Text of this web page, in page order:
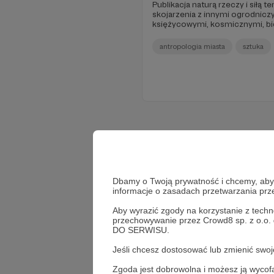
Dbamy o Twoją prywatność i chcemy,
informacje o zasadach przetwarzania
Aby wyrazić zgody na korzystanie z
przechowywanie przez Crowd8 sp. z
DO SERWISU.
Jeśli chcesz dostosować lub zmienić
Zgoda jest dobrowolna i możesz ją
Publikacja naturą rzeczy i siłą
skojarzenia z innymi
księżycowymi, kosmicznymi,
pole działania ogrodniczych
i dziarsko kroczą partyzanckim
antropologia miasta sztuka